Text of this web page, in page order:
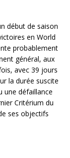
début de saison
en World
probablement
général, aux
avec 39 jours
la durée suscite
une défaillance
Critérium du
ses objectifs